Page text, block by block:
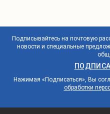
Подписывайтесь на почтовую
новости и специальные
Нажимая «Подписаться», Вы
обработки